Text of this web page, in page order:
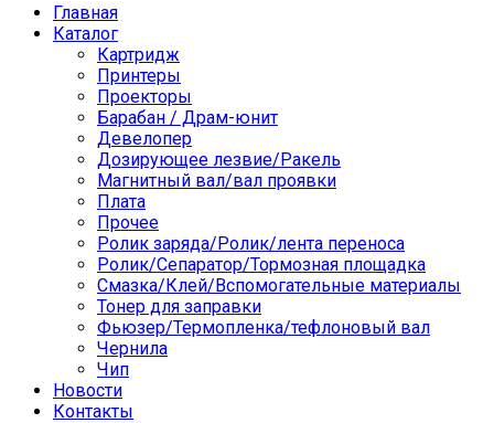
Главная
Каталог
Картридж
Принтеры
Проекторы
Барабан / Драм-юнит
Девелопер
Дозирующее лезвие/Ракель
Магнитный вал/вал проявки
Плата
Прочее
Ролик заряда/Ролик/лента переноса
Ролик/Сепаратор/Тормозная площадка
Смазка/Клей/Вспомогательные материалы
Тонер для заправки
Фьюзер/Термопленка/тефлоновый вал
Чернила
Чип
Новости
Контакты